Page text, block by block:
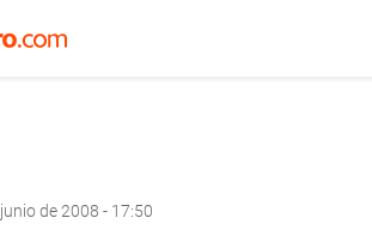
de 2008 - 17:50